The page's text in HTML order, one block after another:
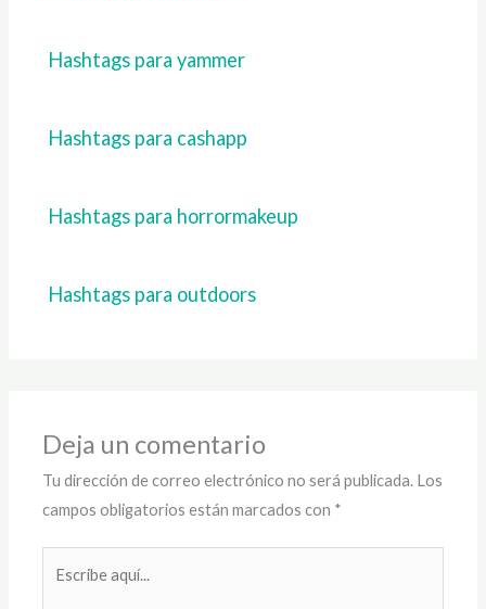
Hashtags para yammer
Hashtags para cashapp
Hashtags para horrormakeup
Hashtags para outdoors
Deja un comentario
Tu dirección de correo electrónico no será publicada. Los
campos obligatorios están marcados con *